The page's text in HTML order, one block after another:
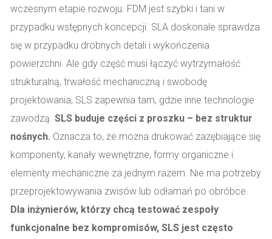
wczesnym etapie rozwoju. FDM jest szybki i tani w
przypadku wstępnych koncepcji. SLA doskonale sprawdza
się w przypadku drobnych detali i wykończenia
powierzchni. Ale gdy część musi łączyć wytrzymałość
strukturalną, trwałość mechaniczną i swobodę
projektowania, SLS zapewnia tam, gdzie inne technologie
zawodzą. SLS buduje części z proszku – bez struktur
nośnych. Oznacza to, że można drukować zazębiające się
komponenty, kanały wewnętrzne, formy organiczne i
elementy mechaniczne za jednym razem. Nie ma potrzeby
przeprojektowywania zwisów lub odłamań po obróbce.
Dla inżynierów, którzy chcą testować zespoły
funkcjonalne bez kompromisów, SLS jest często